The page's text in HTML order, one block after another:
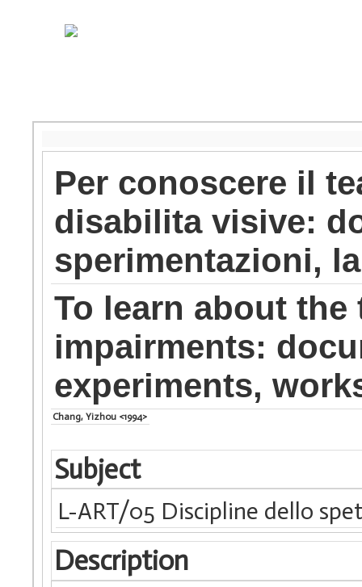
Per conoscere il
disabilita visive:
sperimentazioni,
To learn about
impairments:
experiments,
Chang, Yizhou <1994>
Subject
L-ART/05 Discipline dello
Description